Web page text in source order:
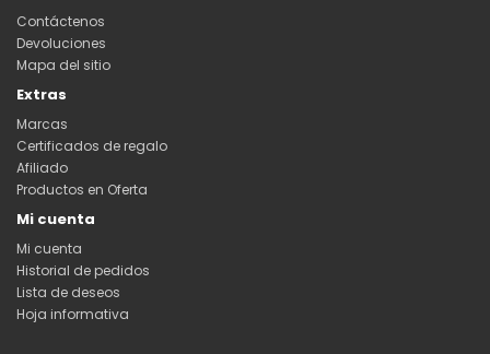
Contáctenos
Devoluciones
Mapa del sitio
Extras
Marcas
Certificados de regalo
Afiliado
Productos en Oferta
Mi cuenta
Mi cuenta
Historial de pedidos
Lista de deseos
Hoja informativa